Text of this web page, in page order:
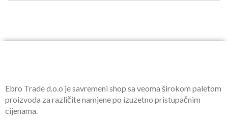
Ebro Trade d.o.o je savremeni shop sa veoma širokom paletom
proizvoda za različite namjene po izuzetno pristupačnim
cijenama.